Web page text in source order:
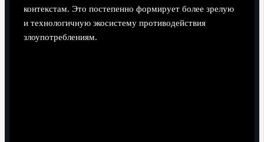
контекстам. Это постепенно формирует более зрелую
и технологичную экосистему противодействия
злоупотреблениям.